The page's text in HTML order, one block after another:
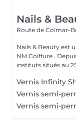
Nails &
Route de Colmar-
Nails & Beauty est
NM Coiffure .
instituts situés au
Vernis Infinity
Vernis semi-
Vernis semi-